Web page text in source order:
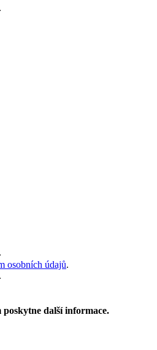
osobních údajů.
další informace.